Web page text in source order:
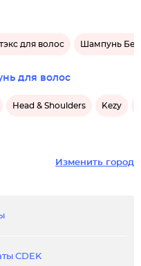
для волос Шампунь
для волос
Head & Shoulders Kezy
Изменить город
CDEK